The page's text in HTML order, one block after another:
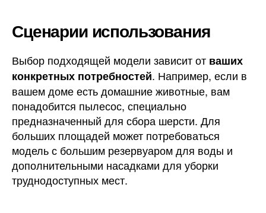
Сценарии использования
Выбор подходящей модели зависит от ваших
конкретных потребностей. Например, если в
вашем доме есть домашние животные, вам
понадобится пылесос, специально
предназначенный для сбора шерсти. Для
больших площадей может потребоваться
модель с большим резервуаром для воды и
дополнительными насадками для уборки
труднодоступных мест.